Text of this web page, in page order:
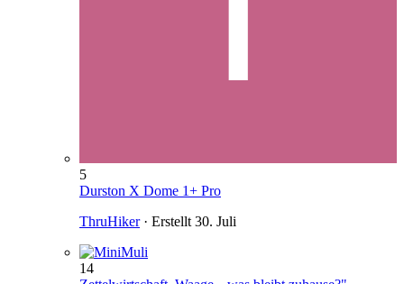
5
Durston X Dome 1+ Pro
ThruHiker· Erstellt 30. Juli
14